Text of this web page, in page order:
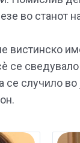
во станот
вистинско
се
се случило